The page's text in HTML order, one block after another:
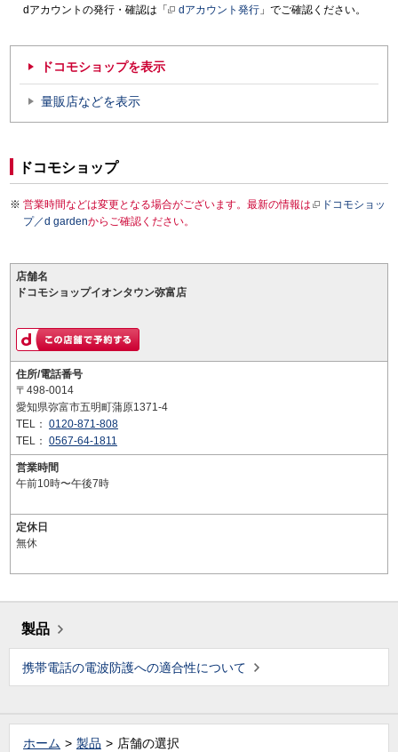
dアカウントの発行・確認は「
dアカウント発行 」でご確認ください。
ドコモショップを表示
量販店などを表示
ドコモショップ
営業時間などは変更となる場合がございます。最新の情報は
ドコモショッ
プ／d gardenからご確認ください。
店舗名
ドコモショップイオンタウン弥富店
住所/電話番号
〒498-0014
愛知県弥富市五明町蒲原1371-4
TEL： 0120-871-808
TEL： 0567-64-1811
営業時間
午前10時〜午後7時
定休日
無休
製品
携帯電話の電波防護への適合性について
ホーム 製品 店舗の選択